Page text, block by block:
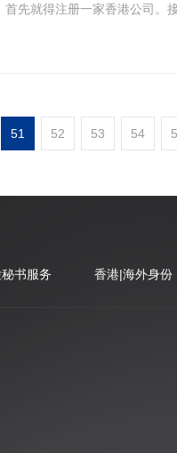
先就得注册一家香港公司。
51 52 53 54
书服务 香港|海外身份